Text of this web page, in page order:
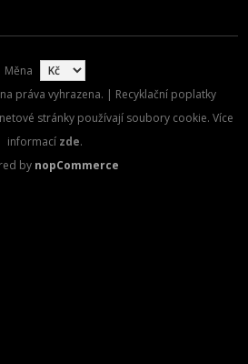
Měna
práva vyhrazena. | Recyklační poplatky
stránky používají soubory cookie. Více
informací zde.
by nopCommerce